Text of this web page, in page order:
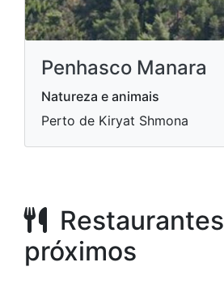
Penhasco Manara
Natureza e animais
Perto de Kiryat Shmona
Restaurantes
próximos